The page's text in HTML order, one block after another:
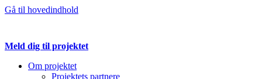
Gå til hovedindhold
Meld dig til projektet
Om projektet
Projektets partnere